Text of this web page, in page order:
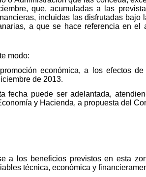
que, acumuladas a las
incluidas las disfrutadas bajo
a que se hace referencia en el
modo:
económica, a los efectos
de 2013.
fecha puede ser adelantada,
y Hacienda, a propuesta del
a los beneficios previstos en esta
técnica, económica y